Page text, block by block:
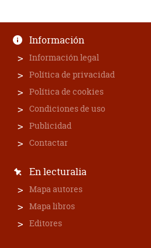
Información
Información legal
Política de privacidad
Política de cookies
Condiciones de uso
Publicidad
Contactar
En lecturalia
Mapa autores
Mapa libros
Editores